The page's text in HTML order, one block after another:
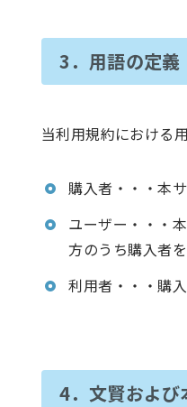
3．用語の定義
当利用規約における
購入者・・・本
ユーザー・・・
方のうち購入者
利用者・・・購
4．文賢および